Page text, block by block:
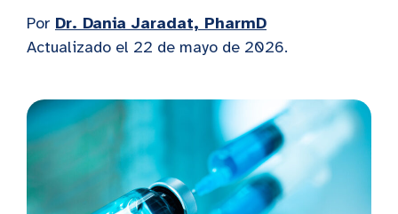
Por Dr. Dania Jaradat, PharmD
Actualizado el 22 de mayo de 2026.